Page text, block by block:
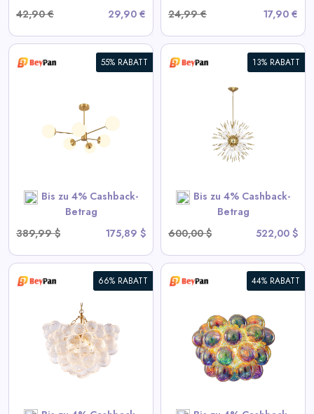
42,90 €
29,90 €
24,99 €
17,90 €
55% RABATT
Bis zu 4% Cashback-
Betrag
389,99 $
175,89 $
13% RABATT
Bis zu 4% Cashback-
Betrag
600,00 $
522,00 $
Kronleuchter - Goldene
Sputnik-Hängelampe
View All BeyPan Deals
SHOP NOW
66% RABATT 44% RABATT
Blubbernde Deckenleuchte mit
irisierendem Cognac getöntem
View All BeyPan Deals